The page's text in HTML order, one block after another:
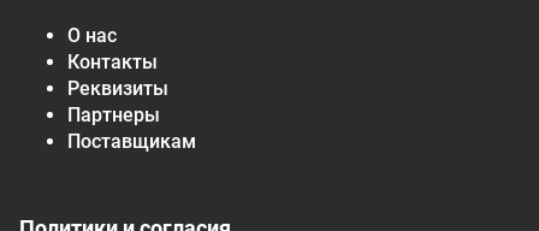
О нас
Контакты
Реквизиты
Партнеры
Поставщикам